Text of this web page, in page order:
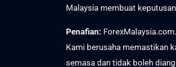
Malaysia membuat
Penafian:
Kami berusaha memastikan
semasa dan tidak boleh